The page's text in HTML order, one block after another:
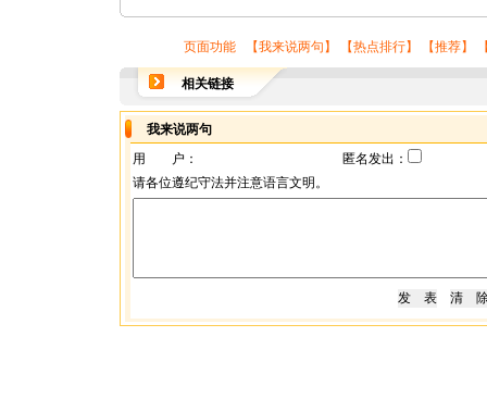
页面功能 【我来说两句 】 【热点排行】 【推荐】
相关链接
我来说两句
用 户：
匿名发出：
请各位遵纪守法并注意语言文明。